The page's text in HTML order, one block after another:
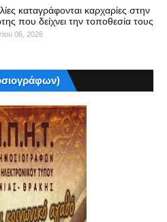
καταγράφονται καρχαρίες στην
που δείχνει την τοποθεσία τους
06, 2026